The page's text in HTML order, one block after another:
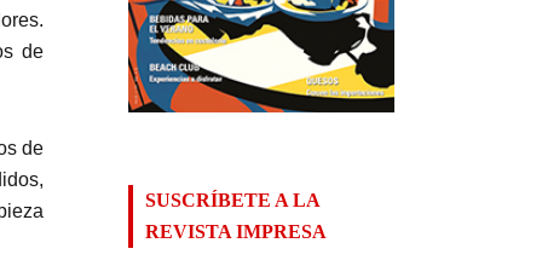
de
de
SUSCRÍBETE A LA
REVISTA IMPRESA